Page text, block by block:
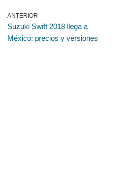
ANTERIOR
Suzuki Swift 2018 llega a
México: precios y versiones